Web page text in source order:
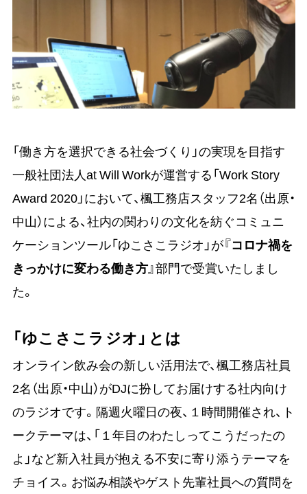
「働き方を選択できる社会づくり」の実現を目指す
一般社団法人at Will Workが運営する「Work Story
Award 2020」において、楓工務店スタッフ2名（出原・
中山）による、社内の関わりの文化を紡ぐコミュニ
ケーションツール「ゆこさこラジオ」が『コロナ禍を
きっかけに変わる働き方』部門で受賞いたしまし
た。
「ゆこさこラジオ」とは
オンライン飲み会の新しい活用法で、楓工務店社員
2名（出原・中山）がDJに扮してお届けする社内向け
のラジオです。隔週火曜日の夜、１時間開催され、ト
ークテーマは、「１年目のわたしってこうだったの
よ」など新入社員が抱える不安に寄り添うテーマを
チョイス。お悩み相談やゲスト先輩社員への質問を